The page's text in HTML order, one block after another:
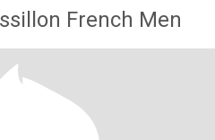
French Men